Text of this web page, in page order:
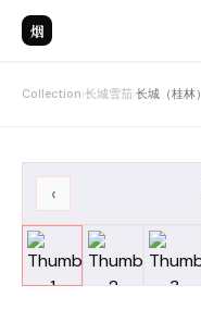
烟
Collection›长城雪茄›长城（桂林）
‹